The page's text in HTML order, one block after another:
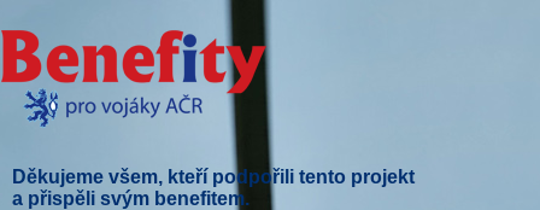
Děkujeme všem, kteří podpořili tento projekt
a přispěli svým benefitem.